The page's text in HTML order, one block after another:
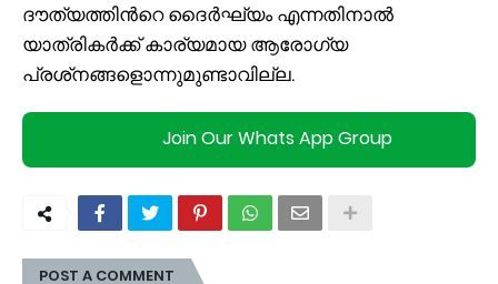
ദൗത്യത്തിന്‍റെ ദൈര്‍ഘ്യം എന്നതിനാല്‍
യാത്രികര്‍ക്ക് കാര്യമായ ആരോഗ്യ
പ്രശ്‌നങ്ങളൊന്നുമുണ്ടാവില്ല.
Join Our Whats App Group
POST A COMMENT